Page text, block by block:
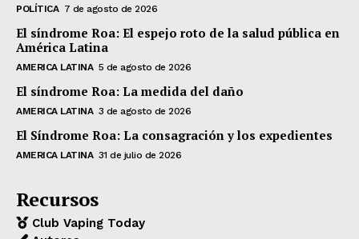
POLÍTICA 7 de agosto de 2026
El síndrome Roa: El espejo roto de la salud pública en
América Latina
AMERICA LATINA 5 de agosto de 2026
El síndrome Roa: La medida del daño
AMERICA LATINA 3 de agosto de 2026
El Síndrome Roa: La consagración y los expedientes
AMERICA LATINA 31 de julio de 2026
Recursos
Club Vaping Today